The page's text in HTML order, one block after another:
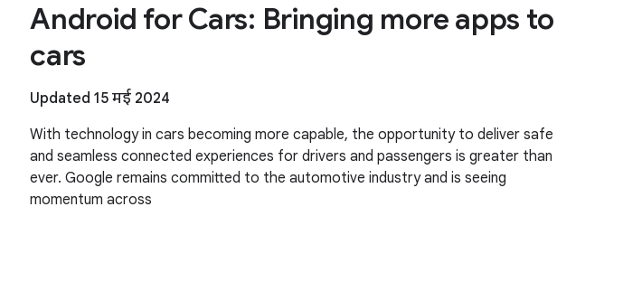
Android for Cars: Bringing more apps to
cars
Updated 15 मई 2024
With technology in cars becoming more capable, the opportunity to deliver safe
and seamless connected experiences for drivers and passengers is greater than
ever. Google remains committed to the automotive industry and is seeing
momentum across